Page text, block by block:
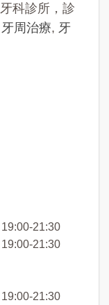
科診所，診
牙周治療, 牙
21:30
21:30
21:30